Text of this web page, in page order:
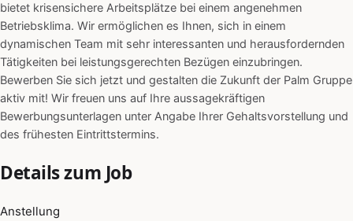
bietet krisensichere Arbeitsplätze bei einem angenehmen
Betriebsklima. Wir ermöglichen es Ihnen, sich in einem
dynamischen Team mit sehr interessanten und herausfordernden
Tätigkeiten bei leistungsgerechten Bezügen einzubringen.
Bewerben Sie sich jetzt und gestalten die Zukunft der Palm Gruppe
aktiv mit! Wir freuen uns auf Ihre aussagekräftigen
Bewerbungsunterlagen unter Angabe Ihrer Gehaltsvorstellung und
des frühesten Eintrittstermins.
Details zum Job
Anstellung